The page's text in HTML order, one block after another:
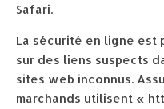
Safari.
La sécurité en ligne est
sur des liens suspects
sites web inconnus.
marchands utilisent «